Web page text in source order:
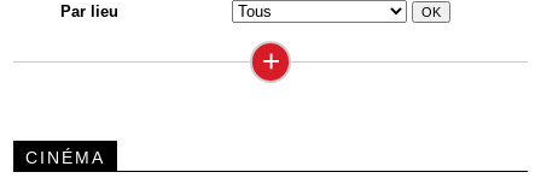
Par lieu
+
CINÉMA